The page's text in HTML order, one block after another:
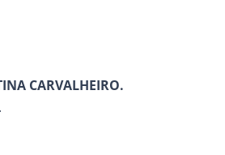
CARVALHEIRO.